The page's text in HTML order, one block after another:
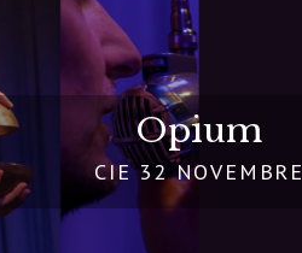
Opium
CIE 32 NOVEMBRE